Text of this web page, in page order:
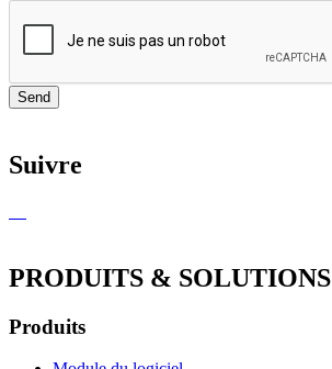
Send
Suivre
PRODUITS & SOLUTIONS
Produits